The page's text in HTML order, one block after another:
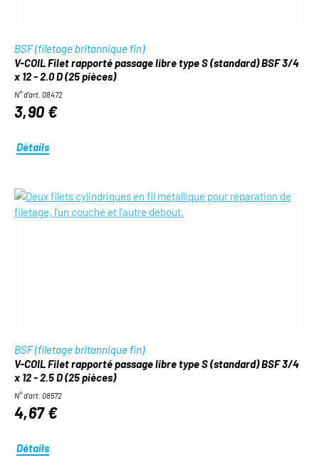
BSF (filetage britannique fin)
V-COIL Filet rapporté passage libre type S (standard) BSF 3/4
x 12 - 2.0 D (25 pièces)
N° d'art. 08472
3,90 €
Détails
BSF (filetage britannique fin)
V-COIL Filet rapporté passage libre type S (standard) BSF 3/4
x 12 - 2.5 D (25 pièces)
N° d'art. 08572
4,67 €
Détails